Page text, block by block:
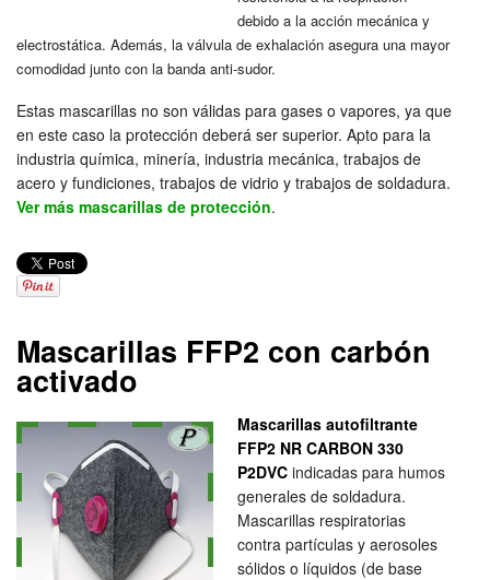
debido a la acción mecánica y
electrostática. Además, la válvula de exhalación asegura una mayor
comodidad junto con la banda anti-sudor.
Estas mascarillas no son válidas para gases o vapores, ya que
en este caso la protección deberá ser superior. Apto para la
industria química, minería, industria mecánica, trabajos de
acero y fundiciones, trabajos de vidrio y trabajos de soldadura.
Ver más mascarillas de protección.
Mascarillas FFP2 con carbón
activado
Mascarillas autofiltrante
FFP2 NR CARBON 330
P2DVC indicadas para humos
generales de soldadura.
Mascarillas respiratorias
contra partículas y aerosoles
sólidos o líquidos (de base